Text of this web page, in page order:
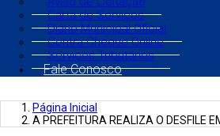
Carta de Serviços
Diário Municipal Oficial
Contra Cheque Online
Serviços Tributários
Fale Conosco
Página Inicial
A PREFEITURA REALIZA O DESFILE